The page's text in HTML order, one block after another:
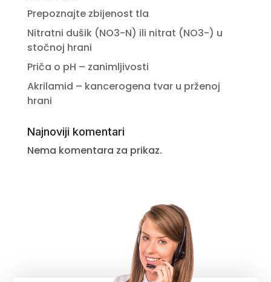
Prepoznajte zbijenost tla
Nitratni dušik (NO3-N) ili nitrat (NO3-) u
stočnoj hrani
Priča o pH – zanimljivosti
Akrilamid – kancerogena tvar u prženoj
hrani
Najnoviji komentari
Nema komentara za prikaz.